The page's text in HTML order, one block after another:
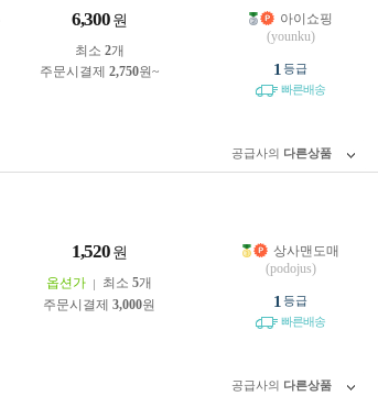
6,300 원
최소 2개
주문시결제 2,750원~
아이쇼핑
(younku)
1 등급
빠른배송
공급사의 다른상품
1,520 원
옵션가 최소 5개
주문시결제 3,000원
상사맨도매
(podojus)
1 등급
빠른배송
공급사의 다른상품